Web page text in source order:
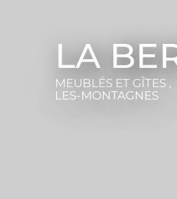
LA
MEUBLÉS ET GÎTES
LES-MONTAGNES